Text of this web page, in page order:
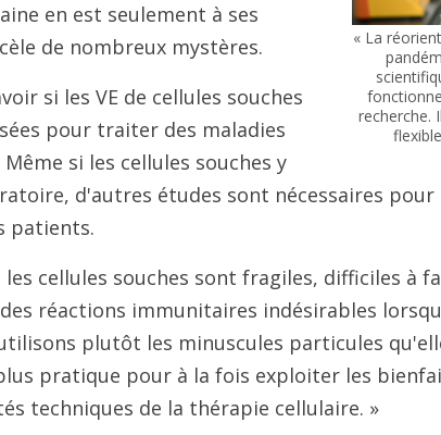
« La
recherche.
en est seulement à ses
de nombreux mystères.
si les VE de cellules souches
pour traiter des maladies
si les cellules souches y
d'autres études sont nécessaires
patients.
les cellules souches sont fragiles, difficiles à
réactions immunitaires indésirables
plutôt les minuscules particules
pratique pour à la fois exploiter les
techniques de la thérapie cellulaire. »